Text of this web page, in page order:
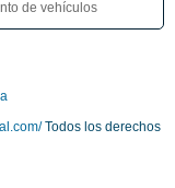
de vehículos
Todos los derechos